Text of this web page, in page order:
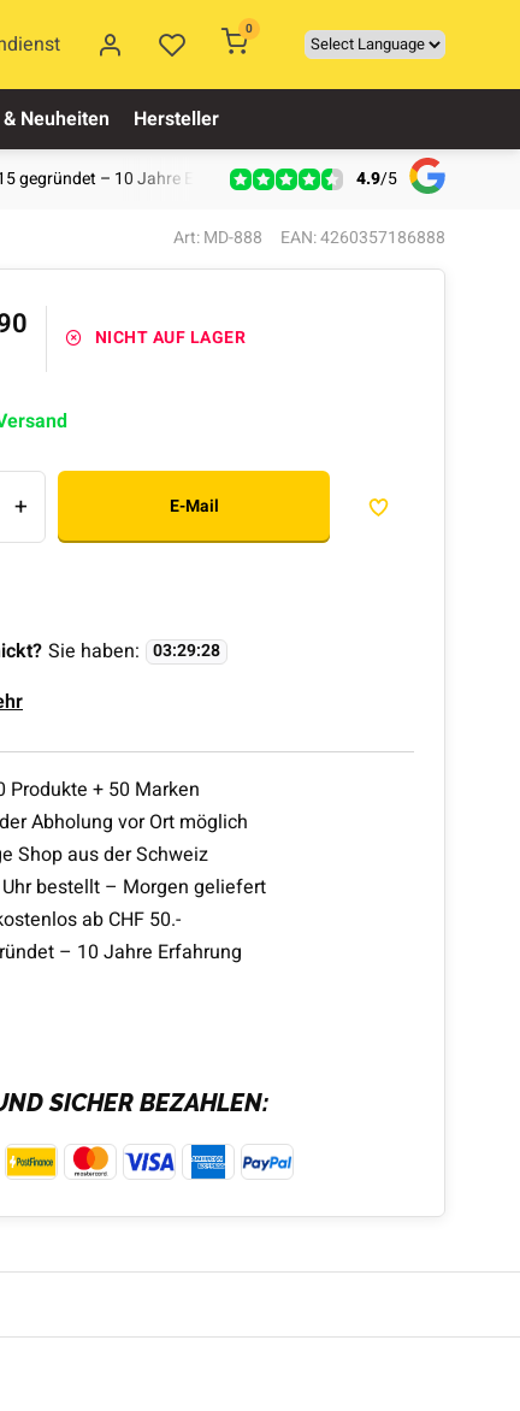
0
Neuheiten Hersteller
gegründet – 10 Jahre Erfahrung 4.9/5
Art: MD-888 EAN: 4260357186888
NICHT AUF LAGER
+ E-Mail
Sie haben: 03:29:27
Produkte + 50 Marken
Abholung vor Ort möglich
Shop aus der Schweiz
bestellt – Morgen geliefert
ab CHF 50.-
– 10 Jahre Erfahrung
SICHER BEZAHLEN: